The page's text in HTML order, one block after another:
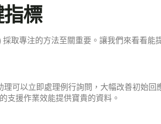
標
取專注的方法至關重要。讓我們來看看能
可以立即處理例行詢問，大幅改善初始回
支援作業效能提供寶貴的資料。